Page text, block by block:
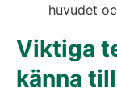
huvudet
​Viktiga
känna till